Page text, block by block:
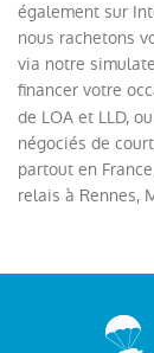
également sur
nous rachetons
via notre
financer votre
de LOA et LLD,
négociés de
partout en
relais à Rennes,